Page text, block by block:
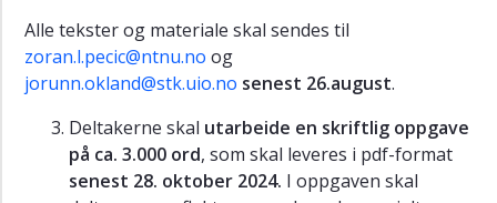
Alle tekster og materiale skal sendes til
zoran.l.pecic@ntnu.no og
jorunn.okland@stk.uio.no senest 26.august.
Deltakerne skal utarbeide en skriftlig oppgave
på ca. 3.000 ord, som skal leveres i pdf-format
senest 28. oktober 2024. I oppgaven skal